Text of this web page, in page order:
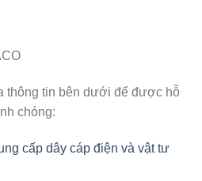
thông tin bên dưới để được hỗ
chóng:
cấp dây cáp điện và vật tư